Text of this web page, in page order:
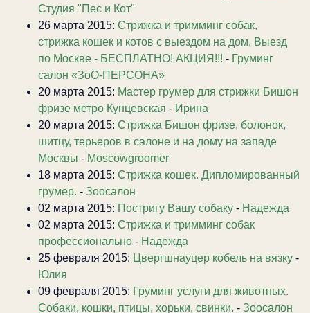
Студия "Пес и Кот"
26 марта 2015: Стрижка и тримминг собак,
стрижка кошек и котов с выездом на дом. Выезд
по Москве - БЕСПЛАТНО! АКЦИЯ!!! - Груминг
салон «ЗоО-ПЕРСОНА»
20 марта 2015: Мастер грумер для стрижки Бишон
фризе метро Кунцевская - Ирина
20 марта 2015: Стрижка Бишон фризе, болонок,
шитцу, терьеров в салоне и на дому на западе
Москвы - Moscowgroomer
18 марта 2015: Стрижка кошек. Дипломированный
грумер. - Зоосалон
02 марта 2015: Постригу Вашу собаку - Надежда
02 марта 2015: Стрижка и тримминг собак
профессионально - Надежда
25 февраля 2015: Цвергшнауцер кобель на вязку -
Юлия
09 февраля 2015: Груминг услуги для животных.
Собаки, кошки, птицы, хорьки, свинки. - Зоосалон